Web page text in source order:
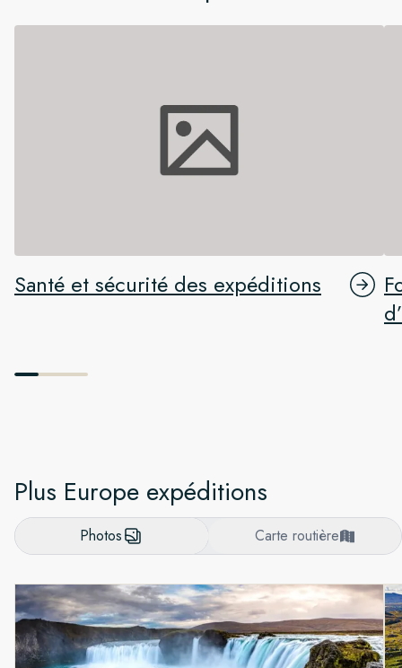
Santé et sécurité des expéditions
Plus Europe expéditions
Photos Carte routière